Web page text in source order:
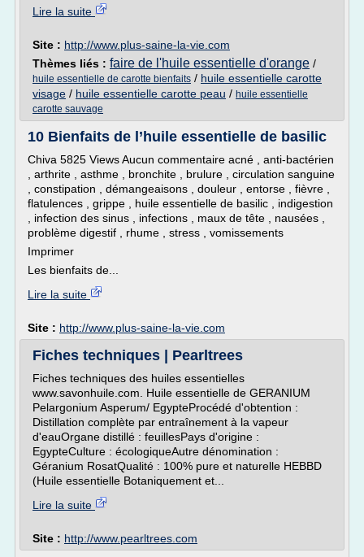
Lire la suite
Site : http://www.plus-saine-la-vie.com
Thèmes liés : faire de l'huile essentielle d'orange /
huile essentielle de carotte bienfaits / huile essentielle carotte
visage / huile essentielle carotte peau / huile essentielle
carotte sauvage
10 Bienfaits de l’huile essentielle de basilic
Chiva 5825 Views Aucun commentaire acné , anti-bactérien
, arthrite , asthme , bronchite , brulure , circulation sanguine
, constipation , démangeaisons , douleur , entorse , fièvre ,
flatulences , grippe , huile essentielle de basilic , indigestion
, infection des sinus , infections , maux de tête , nausées ,
problème digestif , rhume , stress , vomissements
Imprimer
Les bienfaits de...
Lire la suite
Site : http://www.plus-saine-la-vie.com
Fiches techniques | Pearltrees
Fiches techniques des huiles essentielles
www.savonhuile.com. Huile essentielle de GERANIUM
Pelargonium Asperum/ EgypteProcédé d'obtention :
Distillation complète par entraînement à la vapeur
d'eauOrgane distillé : feuillesPays d'origine :
EgypteCulture : écologiqueAutre dénomination :
Géranium RosatQualité : 100% pure et naturelle HEBBD
(Huile essentielle Botaniquement et...
Lire la suite
Site : http://www.pearltrees.com